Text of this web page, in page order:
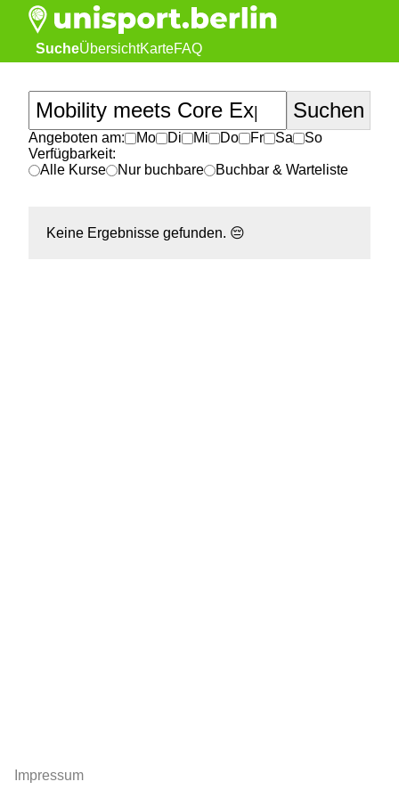
SucheÜbersichtKarteFAQ
Angeboten am: Mo Di Mi Do Fr Sa
So
Verfügbarkeit:
Alle Kurse
Nur buchbare Buchbar & Warteliste
Keine Ergebnisse gefunden. 😔
Impressum